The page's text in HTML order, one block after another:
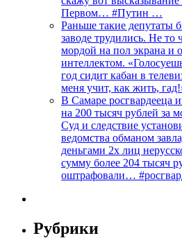
Первом… #Путин …
Раньше такие депутаты
заводе трудились. Не
мордой на пол экрана и
интеллектом.
год сидит кабан в
меня учит, как жить,
В Самаре росгвардееца
на 200 тысяч рублей за
Суд и следствие
ведомства обманом
деньгами 2х лиц
сумму более 204 тысяч
оштрафовали…
Рубрики